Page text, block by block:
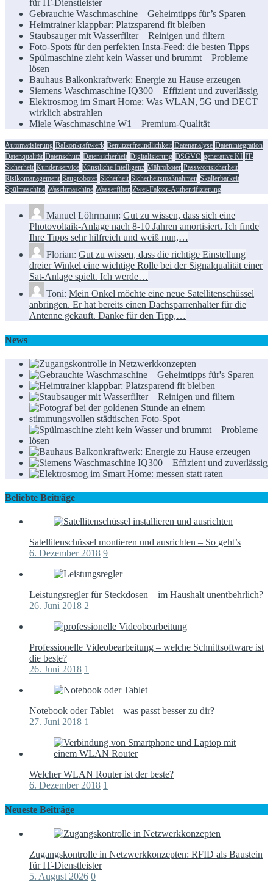
für IT-Dienstleister
Gebrauchte Waschmaschine – Geheimtipps für’s Sparen
Heimtrainer klappbar: Platzsparend fit bleiben
Staubsauger mit Wasserfilter – Reinigen und filtern
Foto-Spots für den perfekten Insta-Feed: die besten Tipps
Spülmaschine zieht kein Wasser und brummt – Probleme
lösen
Bauhaus Balkonkraftwerk: Energie zu Hause erzeugen
Siemens Waschmaschine IQ300 – Effizient und zuverlässig
Elektrosmog im Smart Home: Was WLAN, 5G und DECT
wirklich abstrahlen
Miele Waschmaschine W1 – Premium-Qualität
Automatisierung Balkonkraftwerk Benutzerfreundlichkeit Datenanalyse Datenintegration
Datenqualität Datenschutz Datensicherheit Digitalisierung DSGVO generative KI IT-
Sicherheit Kundenservice Künstliche Intelligenz Mähroboter Passwortsicherheit
Risikomanagement Saugroboter Sicherheit Sicherheitsmaßnahmen Skalierbarkeit
Spülmaschine Waschmaschine Wasserfilter Zwei-Faktor-Authentifizierung
Manuel Löhrmann: Gut zu wissen, dass sich eine
Photovoltaik-Anlage nach 8-10 Jahren amortisiert. Ich finde
Ihre Tipps sehr hilfreich und weiß nun,…
Florian: Gut zu wissen, dass die richtige Einstellung
dreier Winkel eine wichtige Rolle bei der Signalqualität einer
Sat-Anlage spielt. Ich werde…
Toni: Mein Onkel möchte eine neue Satellitenschüssel
anbringen. Er hat bereits einen Dachsparrenhalter für die
Antenne gekauft. Danke für den Tipp,…
News
Beliebte Beiträge
Satellitenschüssel montieren und ausrichten – So geht’s
6. Dezember 2018 9
Leistungsregler für Steckdosen – im Haushalt unentbehrlich?
26. Juni 2018 2
Professionelle Videobearbeitung – welche Schnittsoftware ist
die beste?
26. Juni 2018 1
Notebook oder Tablet – was passt besser zu dir?
27. Juni 2018 1
Welcher WLAN Router ist der beste?
6. Dezember 2018 1
Neueste Beiträge
Zugangskontrolle in Netzwerkkonzepten: RFID als Baustein
für IT-Dienstleister
5. August 2026 0